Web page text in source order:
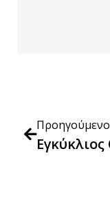
Προηγούμενο